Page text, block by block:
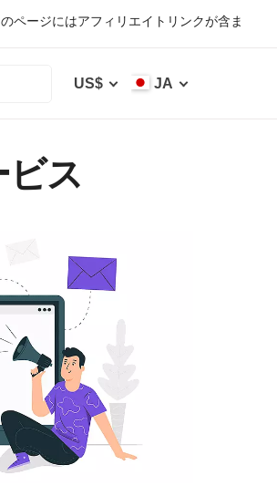
ページにはアフィリエイトリンクが含ま
US$ JA
ス